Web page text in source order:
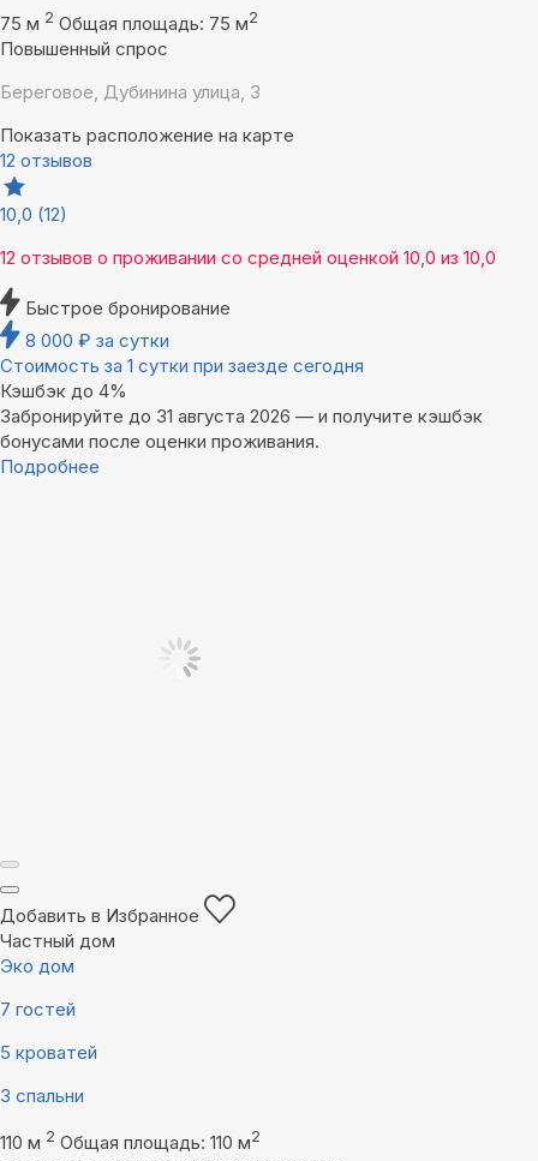
75 м 2 Общая площадь: 75 м2
Повышенный спрос
Береговое, Дубинина улица, 3
Показать расположение на карте
12 отзывов
10,0 (12)
12 отзывов о проживании со средней оценкой 10,0 из 10,0
Быстрое бронирование
8 000 ₽ за сутки
Стоимость за 1 сутки при заезде сегодня
Кэшбэк до 4%
Забронируйте до 31 августа 2026 — и получите кэшбэк
бонусами после оценки проживания.
Подробнее
Добавить в Избранное
Частный дом
Эко дом
7 гостей
5 кроватей
3 спальни
110 м 2 Общая площадь: 110 м2